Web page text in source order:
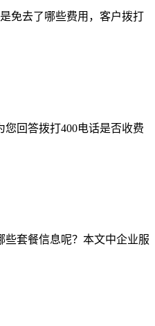
免去了哪些费用，客户拨打
回答拨打400电话是否收费
些套餐信息呢？本文中企业服